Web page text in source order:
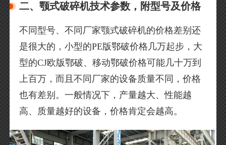
二、颚式破碎机技术参数，附型号及价格
不同型号、不同厂家颚式破碎机的价格差别还
是很大的，小型的PE版鄂破价格几万起步，大
型的CJ欧版鄂破、移动鄂破价格可能几十万到
上百万，而且不同厂家的设备质量不同，价格
也有差别。一般情况下，产量越大、性能越
高、质量越好的设备，价格肯定会越高。